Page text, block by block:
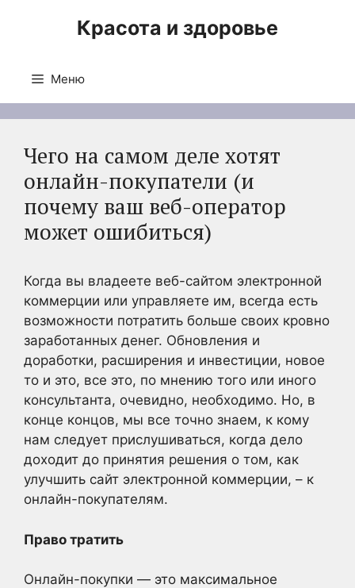
Красота и здоровье
Меню
Чего на самом деле хотят
онлайн-покупатели (и
почему ваш веб-оператор
может ошибиться)
Когда вы владеете веб-сайтом электронной
коммерции или управляете им, всегда есть
возможности потратить больше своих кровно
заработанных денег. Обновления и
доработки, расширения и инвестиции, новое
то и это, все это, по мнению того или иного
консультанта, очевидно, необходимо. Но, в
конце концов, мы все точно знаем, к кому
нам следует прислушиваться, когда дело
доходит до принятия решения о том, как
улучшить сайт электронной коммерции, – к
онлайн-покупателям.
Право тратить
Онлайн-покупки — это максимальное